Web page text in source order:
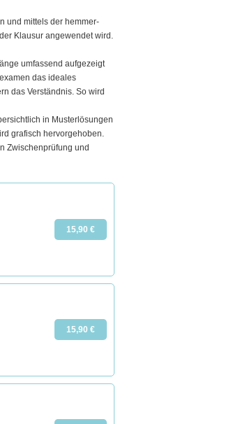
und mittels der hemmer-
Klausur angewendet wird.
umfassend aufgezeigt
das ideales
das Verständnis. So wird
in Musterlösungen
grafisch hervorgehoben.
Zwischenprüfung und
15,90 €
15,90 €